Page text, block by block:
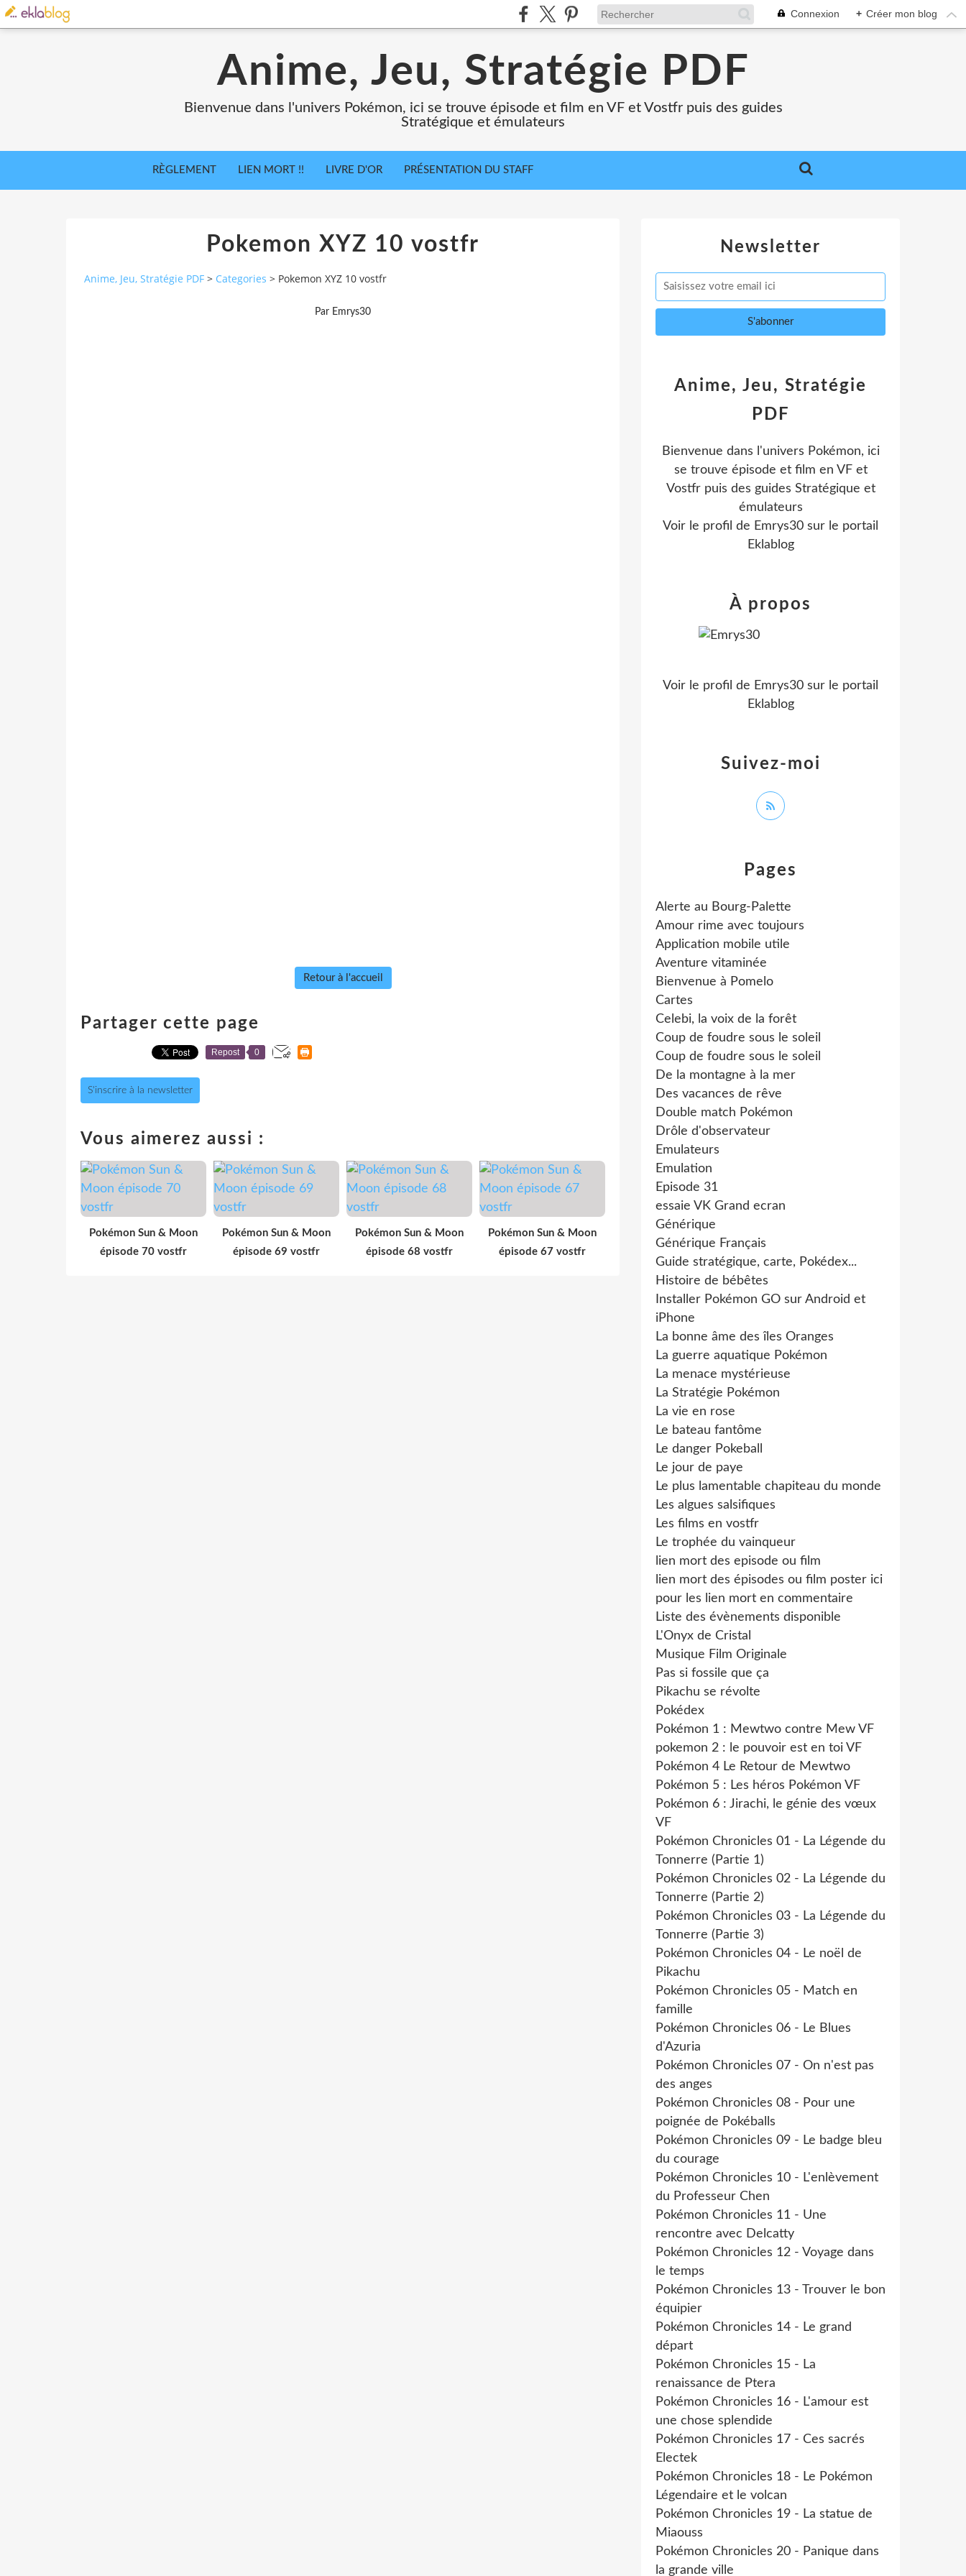
Connexion + Créer mon blog
Anime, Jeu, Stratégie PDF
Bienvenue dans l'univers Pokémon, ici se trouve épisode et film en VF et Vostfr puis des guides
Stratégique et émulateurs
RÈGLEMENT LIEN MORT !! LIVRE D'OR PRÉSENTATION DU STAFF
Pokemon XYZ 10 vostfr
Anime, Jeu, Stratégie PDF > Categories > Pokemon XYZ 10 vostfr
Par Emrys30
Retour à l'accueil
Partager cette page
Repost 0
S'inscrire à la newsletter
Vous aimerez aussi :
Pokémon Sun & Moon
épisode 70 vostfr
Pokémon Sun & Moon
épisode 69 vostfr
Pokémon Sun & Moon
épisode 68 vostfr
Pokémon Sun & Moon
épisode 67 vostfr
Newsletter
Pages
Alerte au Bourg-Palette
Amour rime avec toujours
Application mobile utile
Aventure vitaminée
Bienvenue à Pomelo
Cartes
Celebi, la voix de la forêt
Coup de foudre sous le soleil
Coup de foudre sous le soleil
De la montagne à la mer
Des vacances de rêve
Double match Pokémon
Drôle d'observateur
Emulateurs
Emulation
Episode 31
essaie VK Grand ecran
Générique
Générique Français
Guide stratégique, carte, Pokédex...
Histoire de bébêtes
Installer Pokémon GO sur Android et
iPhone
La bonne âme des îles Oranges
La guerre aquatique Pokémon
La menace mystérieuse
La Stratégie Pokémon
La vie en rose
Le bateau fantôme
Le danger Pokeball
Le jour de paye
Le plus lamentable chapiteau du monde
Les algues salsifiques
Les films en vostfr
Le trophée du vainqueur
lien mort des episode ou film
lien mort des épisodes ou film poster ici
pour les lien mort en commentaire
Liste des évènements disponible
L'Onyx de Cristal
Musique Film Originale
Pas si fossile que ça
Pikachu se révolte
Pokédex
Pokémon 1 : Mewtwo contre Mew VF
pokemon 2 : le pouvoir est en toi VF
Pokémon 4 Le Retour de Mewtwo
Pokémon 5 : Les héros Pokémon VF
Pokémon 6 : Jirachi, le génie des vœux
VF
Pokémon Chronicles 01 - La Légende du
Tonnerre (Partie 1)
Pokémon Chronicles 02 - La Légende du
Tonnerre (Partie 2)
Pokémon Chronicles 03 - La Légende du
Tonnerre (Partie 3)
Pokémon Chronicles 04 - Le noël de
Pikachu
Pokémon Chronicles 05 - Match en
famille
Pokémon Chronicles 06 - Le Blues
d'Azuria
Pokémon Chronicles 07 - On n'est pas
des anges
Pokémon Chronicles 08 - Pour une
poignée de Pokéballs
Pokémon Chronicles 09 - Le badge bleu
du courage
Pokémon Chronicles 10 - L'enlèvement
du Professeur Chen
Pokémon Chronicles 11 - Une
rencontre avec Delcatty
Pokémon Chronicles 12 - Voyage dans
le temps
Pokémon Chronicles 13 - Trouver le bon
équipier
Pokémon Chronicles 14 - Le grand
départ
Pokémon Chronicles 15 - La
renaissance de Ptera
Pokémon Chronicles 16 - L'amour est
une chose splendide
Pokémon Chronicles 17 - Ces sacrés
Electek
Pokémon Chronicles 18 - Le Pokémon
Légendaire et le volcan
Pokémon Chronicles 19 - La statue de
Miaouss
Pokémon Chronicles 20 - Panique dans
la grande ville
Anime, Jeu, Stratégie
PDF
Bienvenue dans l'univers Pokémon, ici
se trouve épisode et film en VF et
Vostfr puis des guides Stratégique et
émulateurs
Voir le profil de Emrys30 sur le portail
Eklablog
Suivez-moi
À propos
Voir le profil de Emrys30 sur le portail
Eklablog